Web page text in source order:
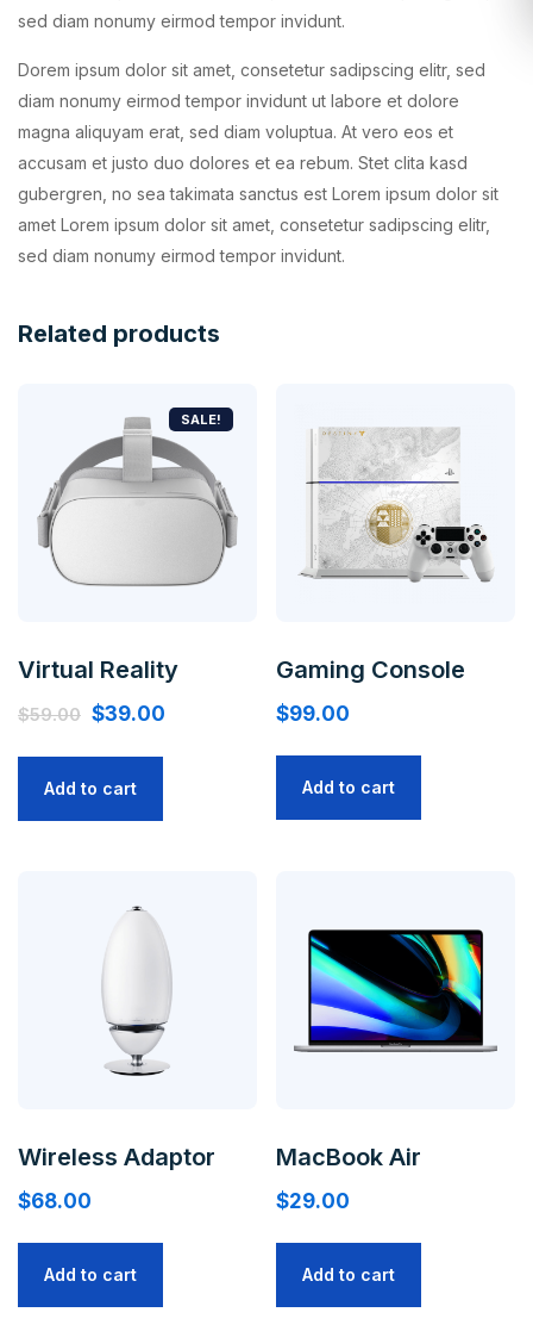
sed diam nonumy eirmod tempor invidunt.
Dorem ipsum dolor sit amet, consetetur sadipscing elitr, sed
diam nonumy eirmod tempor invidunt ut labore et dolore
magna aliquyam erat, sed diam voluptua. At vero eos et
accusam et justo duo dolores et ea rebum. Stet clita kasd
gubergren, no sea takimata sanctus est Lorem ipsum dolor sit
amet Lorem ipsum dolor sit amet, consetetur sadipscing elitr,
sed diam nonumy eirmod tempor invidunt.
Related products
SALE!
Virtual Reality
$59.00 $39.00
Add to cart
Gaming Console
$99.00
Add to cart
Wireless Adaptor
$68.00
Add to cart
MacBook Air
$29.00
Add to cart